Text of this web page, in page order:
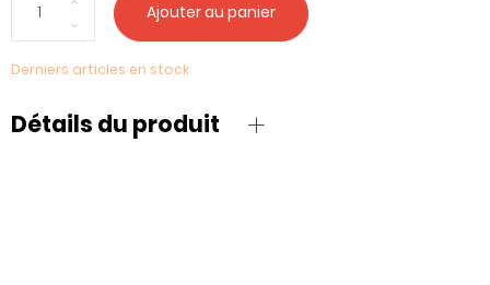
Ajouter au panier
Derniers articles en stock
Détails du produit